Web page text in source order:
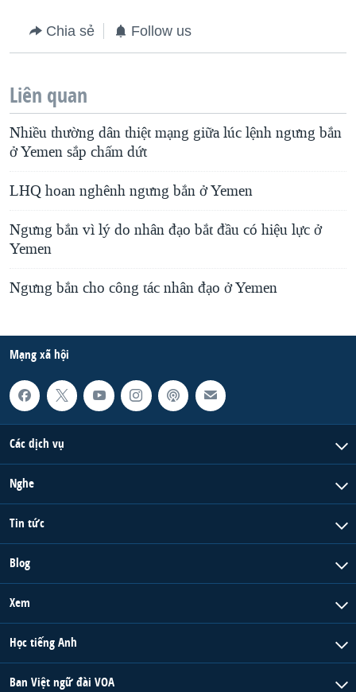
Chia sẻ Follow us
Liên quan
Nhiều thường dân thiệt mạng giữa lúc lệnh ngưng bắn
ở Yemen sắp chấm dứt
LHQ hoan nghênh ngưng bắn ở Yemen
Ngưng bắn vì lý do nhân đạo bắt đầu có hiệu lực ở
Yemen
Ngưng bắn cho công tác nhân đạo ở Yemen
Mạng xã hội
Các dịch vụ
Nghe
Tin tức
Blog
Xem
Học tiếng Anh
Ban Việt ngữ đài VOA